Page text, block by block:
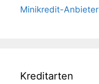
Minikredit-Anbieter
Kreditarten